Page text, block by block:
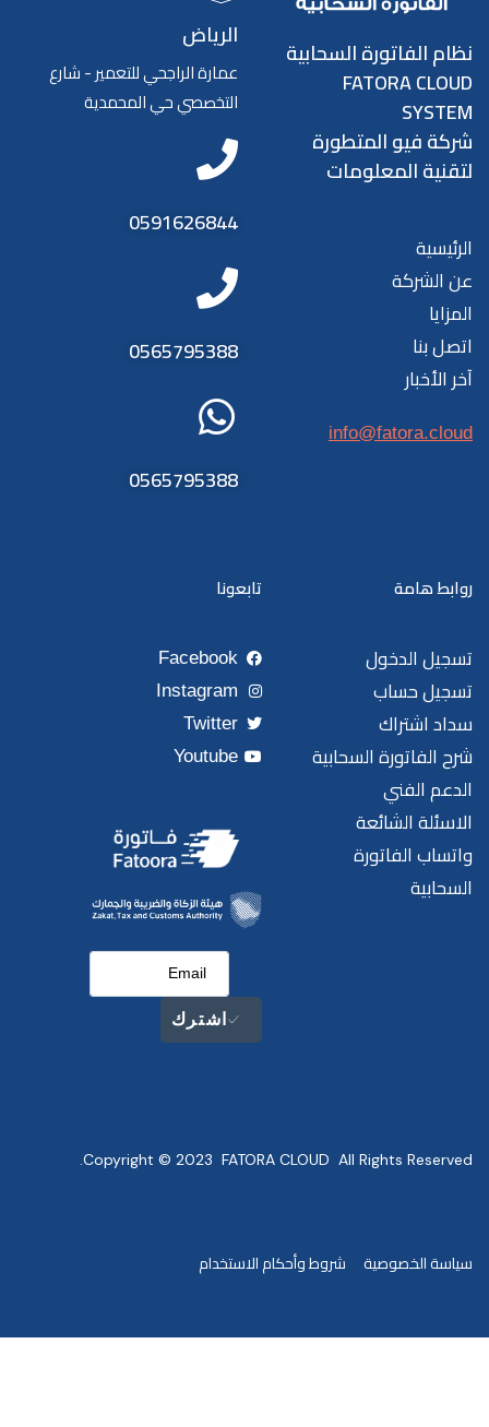
نظام الفاتورة السحابية
FATORA CLOUD
SYSTEM
شركة فيو المتطورة
لتقنية المعلومات
الرئيسية
عن الشركة
المزايا
اتصل بنا
آخر الأخبار
info@fatora.cloud
الرياض
عمارة الراجحي للتعمير - شارع
التخصصي حي المحمدية
0591626844
0565795388
0565795388
روابط هامة
تسجيل الدخول
تسجيل حساب
سداد اشتراك
شرح الفاتورة السحابية
الدعم الفني
الاسئلة الشائعة
واتساب الفاتورة
السحابية
تابعونا
Facebook
Instagram
Twitter
Youtube
اشترك
Copyright © 2023 FATORA CLOUD All Rights Reserved.
سياسة الخصوصية شروط وأحكام الاستخدام